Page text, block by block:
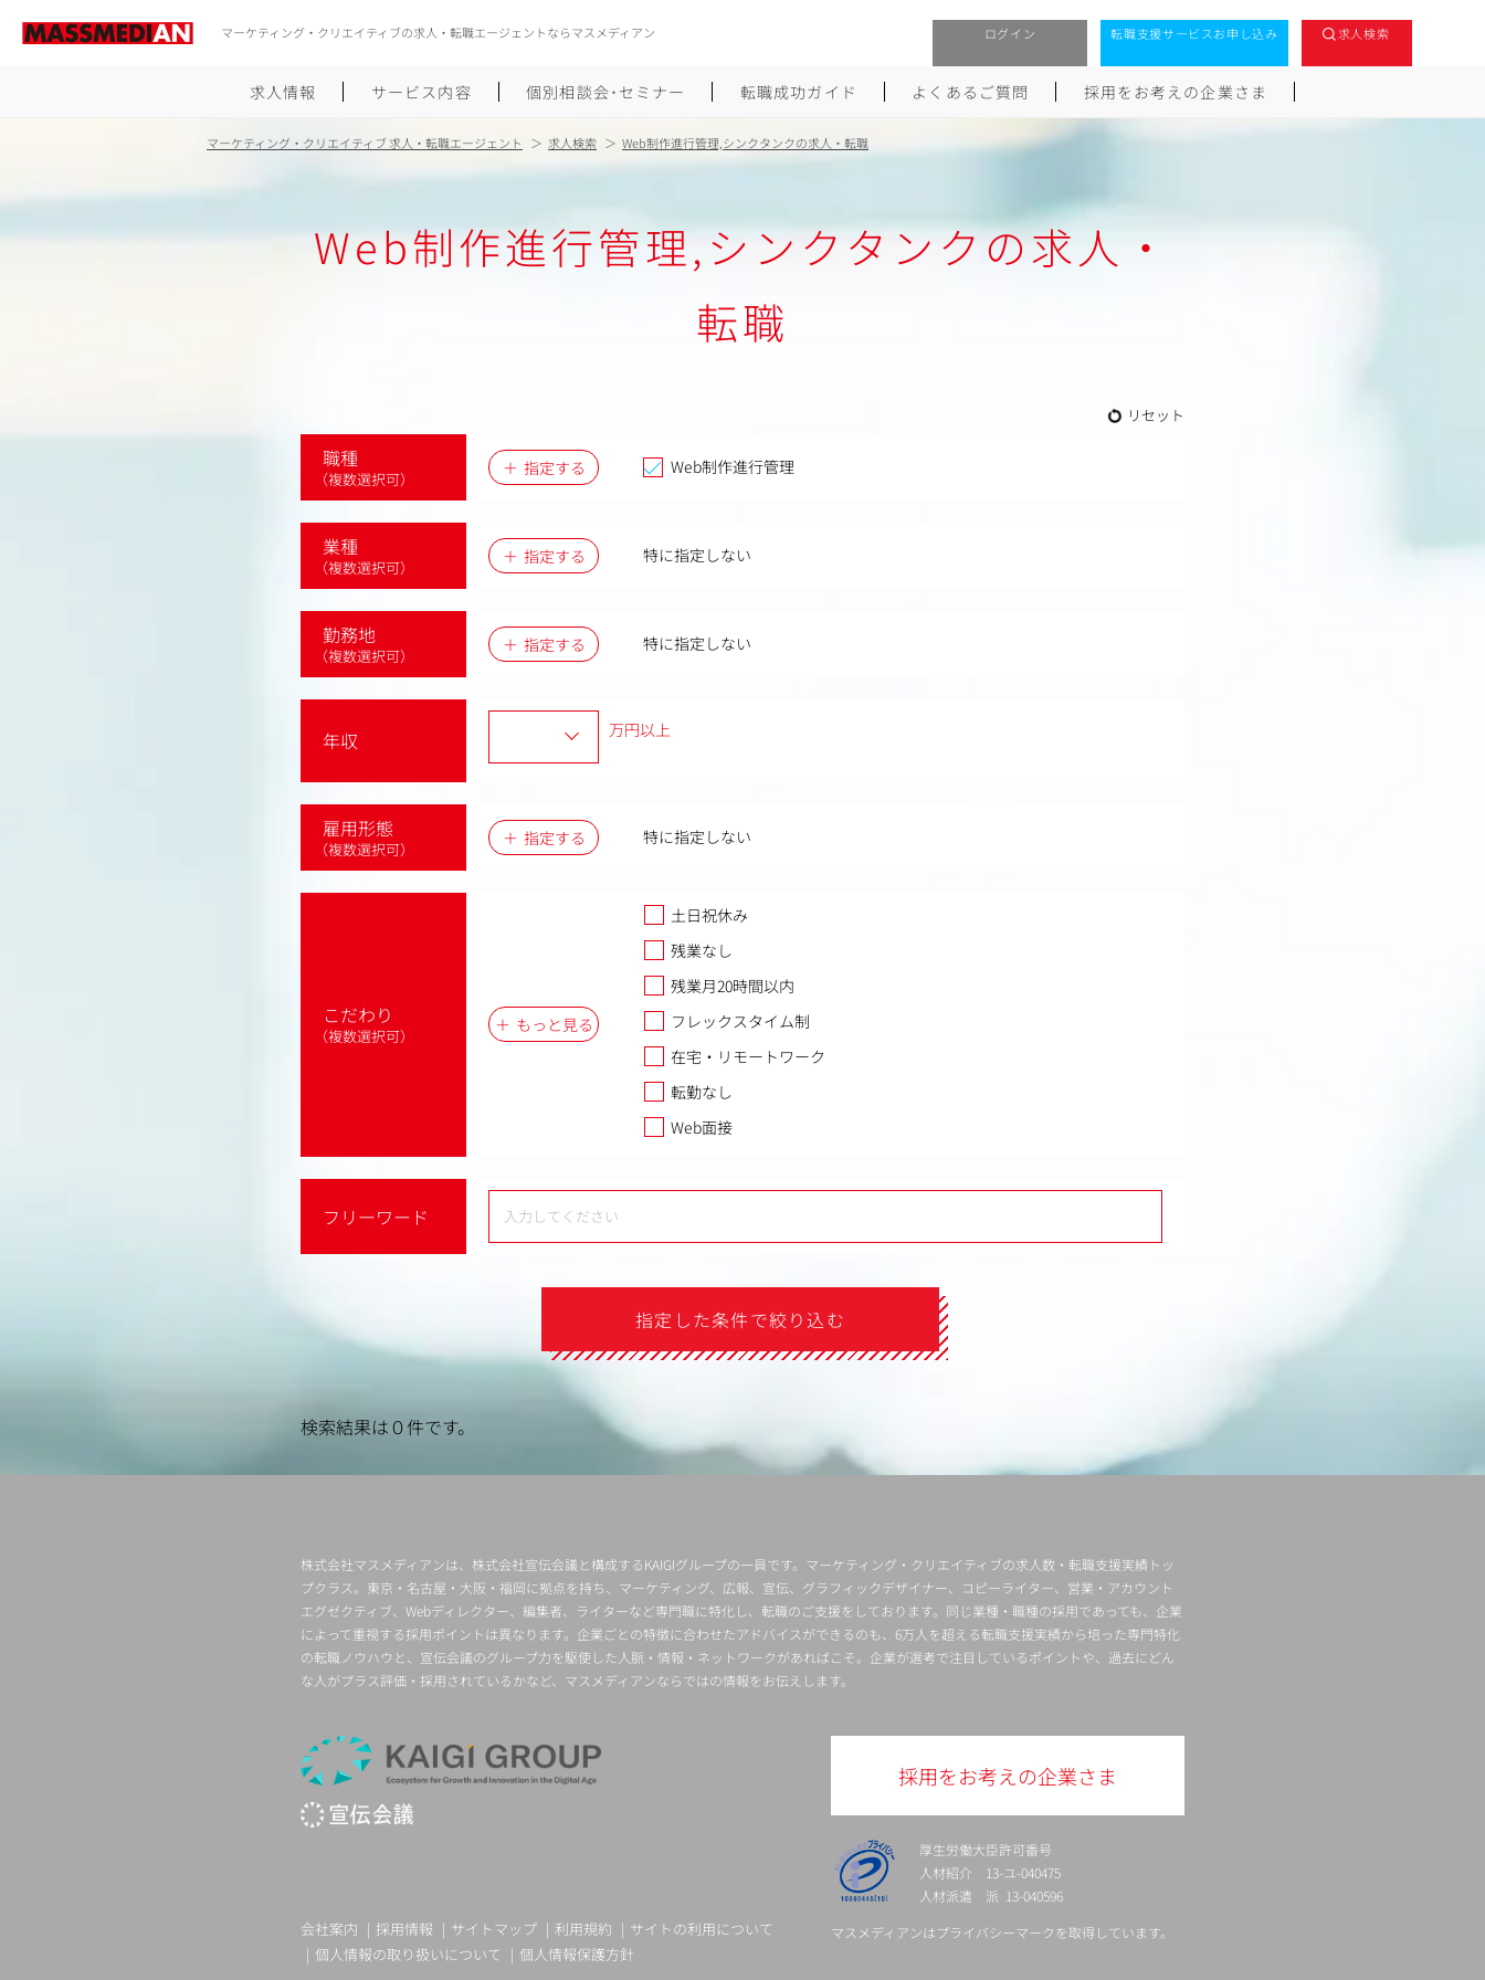
マーケティング・クリエイティブの求人・転職エージェントならマスメディアン ログイン 転職支援サービスお申し込み 求人検索
求人情報 サービス内容 個別相談会･セミナー 転職成功ガイド
履歴書のつくり方
ポートフォリオのつくり方
大手広告会社への転職
しゅふクリ･ママクリ転職
よくあるご質問 採用をお考えの企業さま
マーケティング・クリエイティブ 求人・転職エージェント 求人検索 Web制作進行管理,シンクタンクの求人・転職
Web制作進行管理,シンクタンクの求人・
転職
リセット
職種
（複数選択可）
指定する Web制作進行管理
業種
（複数選択可）
指定する 特に指定しない
勤務地
（複数選択可）
指定する 特に指定しない
年収 万円以上
雇用形態
（複数選択可）
指定する 特に指定しない
こだわり
（複数選択可）
もっと見る
土日祝休み
残業なし
残業月20時間以内
フレックスタイム制
在宅・リモートワーク
転勤なし
Web面接
フリーワード
指定した条件で絞り込む
検索結果は０件です。
株式会社マスメディアンは、株式会社宣伝会議と構成するKAIGIグループの一員です。マーケティング・クリエイティブの求人数・転職支援実績トッ
プクラス。東京・名古屋・大阪・福岡に拠点を持ち、マーケティング、広報、宣伝、グラフィックデザイナー、コピーライター、営業・アカウント
エグゼクティブ、Webディレクター、編集者、ライターなど専門職に特化し、転職のご支援をしております。同じ業種・職種の採用であっても、企業
によって重視する採用ポイントは異なります。企業ごとの特徴に合わせたアドバイスができるのも、6万人を超える転職支援実績から培った専門特化
の転職ノウハウと、宣伝会議のグループ力を駆使した人脈・情報・ネットワークがあればこそ。企業が選考で注目しているポイントや、過去にどん
な人がプラス評価・採用されているかなど、マスメディアンならではの情報をお伝えします。
採用をお考えの企業さま
厚生労働大臣許可番号
人材紹介 13-ユ-040475
人材派遣 派 13-040596
マスメディアンはプライバシーマークを取得しています。
会社案内 採用情報 サイトマップ 利用規約
サイトの利用について
個人情報の取り扱いについて
個人情報保護方針